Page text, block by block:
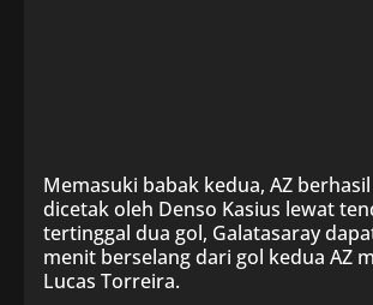
Memasuki babak kedua, AZ
dicetak oleh Denso Kasius lewat
tertinggal dua gol, Galatasaray
menit berselang dari gol kedua AZ
Lucas Torreira.